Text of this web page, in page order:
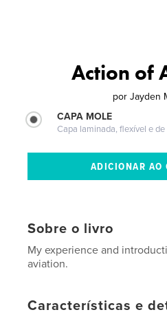
Action of
por Jayden
CAPA MOLE
Capa laminada, flexível e
Sobre o livro
My experience and
aviation.
Características e